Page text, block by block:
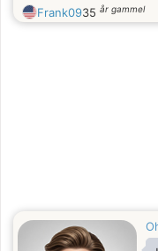
Frank0935 år gammel